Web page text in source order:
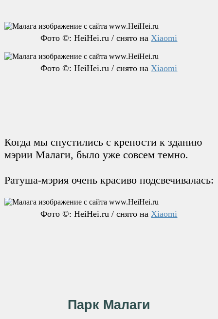
Фото ©: HeiHei.ru / снято наXiaomi
Фото ©: HeiHei.ru / снято наXiaomi
Когда мы спустились с крепости к зданию
мэрии Малаги, было уже совсем темно.
Ратуша-мэрия очень красиво подсвечивалась:
Фото ©: HeiHei.ru / снято на Xiaomi
Парк Малаги